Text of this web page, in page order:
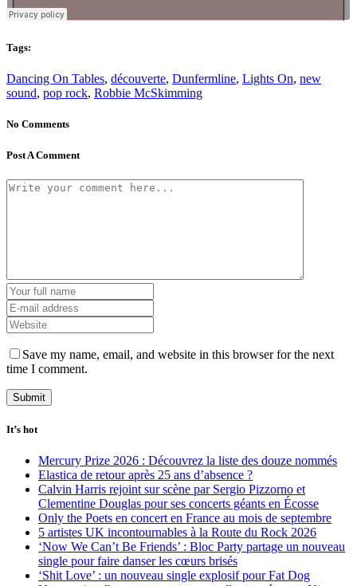
Tags:
Dancing On Tables, découverte, Dunfermline, Lights On, new
sound, pop rock, Robbie McSkimming
No Comments
Post A Comment
Save my name, email, and website in this browser for the next
time I comment.
It’s hot
Mercury Prize 2026 : Découvrez la liste des douze nommés
Elastica de retour après 25 ans d’absence ?
Calvin Harris rejoint sur scène par Sergio Pizzorno et
Clementine Douglas pour ses concerts géants en Écosse
Only the Poets en concert en France au mois de septembre
5 artistes UK incontournables à la Route du Rock 2026
‘Now We Can’t Be Friends’ : Bloc Party partage un nouveau
single pour faire danser les cœurs brisés
‘Shit Love’ : un nouveau single explosif pour Fat Dog